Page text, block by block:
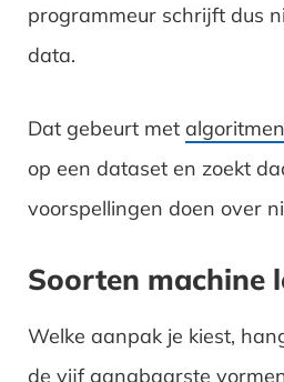
programmeur schrijft dus
data.
Dat gebeurt met algoritmen
op een dataset en zoekt
voorspellingen doen over
Soorten machine
Welke aanpak je kiest,
de vijf gangbaarste